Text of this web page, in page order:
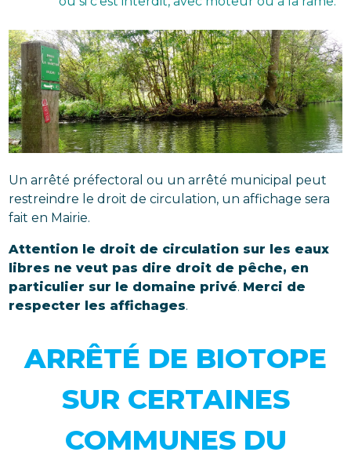
Un arrêté préfectoral ou un arrêté municipal peut
restreindre le droit de circulation, un affichage sera
fait en Mairie.
Attention le droit de circulation sur les eaux
libres ne veut pas dire droit de pêche, en
particulier sur le domaine privé. Merci de
respecter les affichages.
ARRÊTÉ DE BIOTOPE
SUR CERTAINES
COMMUNES DU